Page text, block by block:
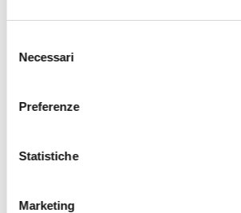
delNecessari
Preferenze
Statistiche
Marketing
di vulnerabilità sociali, povertà educativa,
L’impegno del FISU è orientato a trasformare la
amministrazioni per sviluppare interventi
In allegato il documento di proposta